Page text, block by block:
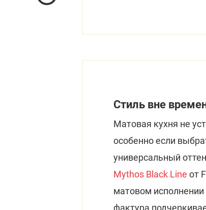
Стиль вне
Матовая кухня не
особенно если
универсальный
Mythos Black Line от
матовом
фактура